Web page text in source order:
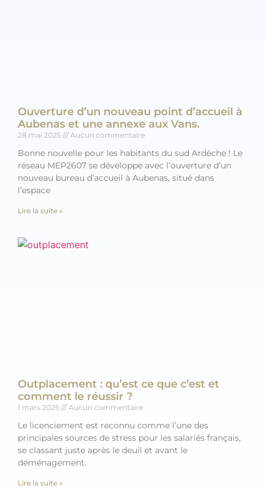
Ouverture d’un nouveau point d’accueil à
Aubenas et une annexe aux Vans.
28 mai 2025 Aucun commentaire
Bonne nouvelle pour les habitants du sud Ardèche ! Le
réseau MEP2607 se développe avec l’ouverture d’un
nouveau bureau d’accueil à Aubenas, situé dans
l’espace
Lire la suite »
Outplacement : qu’est ce que c’est et
comment le réussir ?
1 mars 2025 Aucun commentaire
Le licenciement est reconnu comme l’une des
principales sources de stress pour les salariés français,
se classant juste après le deuil et avant le
déménagement.
Lire la suite »